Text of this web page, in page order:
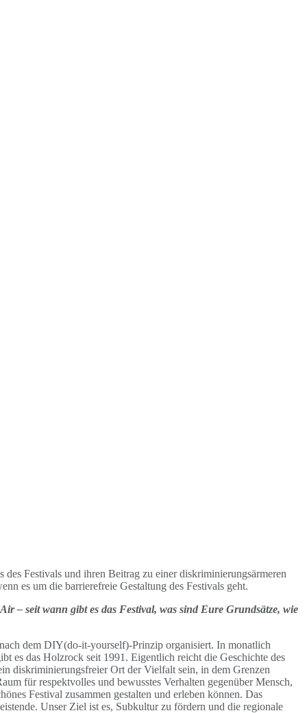
des Festivals und ihren Beitrag zu einer diskriminierungsärmeren
es um die barrierefreie Gestaltung des Festivals geht.
– seit wann gibt es das Festival, was sind Eure Grundsätze, wie
dem DIY(do-it-yourself)-Prinzip organisiert. In monatlich
es das Holzrock seit 1991. Eigentlich reicht die Geschichte des
diskriminierungsfreier Ort der Vielfalt sein, in dem Grenzen
für respektvolles und bewusstes Verhalten gegenüber Mensch,
Festival zusammen gestalten und erleben können. Das
Unser Ziel ist es, Subkultur zu fördern und die regionale